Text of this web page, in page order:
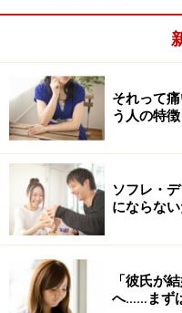
それって
う人の特
ソフレ・
にならな
「彼氏が
へ……まず